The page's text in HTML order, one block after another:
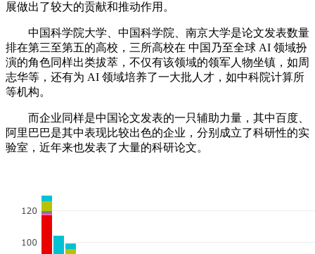
展做出了较大的贡献和推动作用。
中国科学院大学、中国科学院、南京大学是论文发表数量
排在第三至第五的高校，三所高校在 中国乃至全球 AI 领域扮
演的角色同样出类拔萃，不仅有该领域的领军人物坐镇，如周
志华等，还有为 AI 领域培养了一大批人才，如中科院计算所
等机构。
而企业同样是中国论文发表的一只辅助力量，其中百度、
阿里巴巴是其中表现比较出色的企业，分别成立了科研性的实
验室，近年来也发表了大量的科研论文。